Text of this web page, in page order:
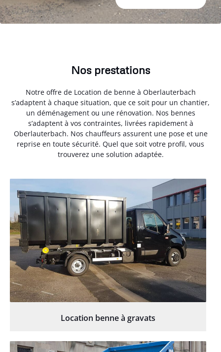
Nos prestations
Notre offre de Location de benne à Oberlauterbach
s’adaptent à chaque situation, que ce soit pour un chantier,
un déménagement ou une rénovation. Nos bennes
s’adaptent à vos contraintes, livrées rapidement à
Oberlauterbach. Nos chauffeurs assurent une pose et une
reprise en toute sécurité. Quel que soit votre profil, vous
trouverez une solution adaptée.
Location benne à gravats